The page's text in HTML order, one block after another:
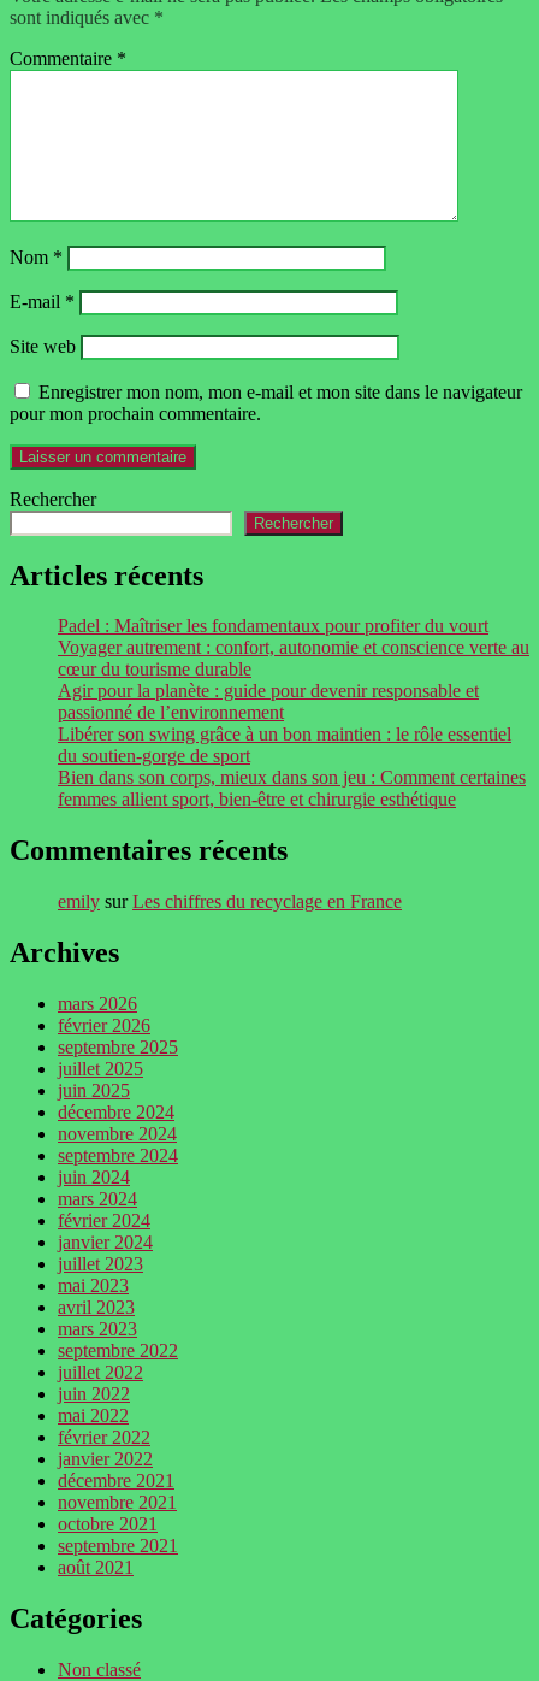
sont indiqués avec *
Commentaire *
Nom *
E-mail *
Site web
Enregistrer mon nom, mon e-mail et mon site dans le navigateur
pour mon prochain commentaire.
Rechercher
Rechercher
Articles récents
Padel : Maîtriser les fondamentaux pour profiter du vourt
Voyager autrement : confort, autonomie et conscience verte au
cœur du tourisme durable
Agir pour la planète : guide pour devenir responsable et
passionné de l’environnement
Libérer son swing grâce à un bon maintien : le rôle essentiel
du soutien-gorge de sport
Bien dans son corps, mieux dans son jeu : Comment certaines
femmes allient sport, bien-être et chirurgie esthétique
Commentaires récents
emily surLes chiffres du recyclage en France
Archives
mars 2026
février 2026
septembre 2025
juillet 2025
juin 2025
décembre 2024
novembre 2024
septembre 2024
juin 2024
mars 2024
février 2024
janvier 2024
juillet 2023
mai 2023
avril 2023
mars 2023
septembre 2022
juillet 2022
juin 2022
mai 2022
février 2022
janvier 2022
décembre 2021
novembre 2021
octobre 2021
septembre 2021
août 2021
Catégories
Non classé